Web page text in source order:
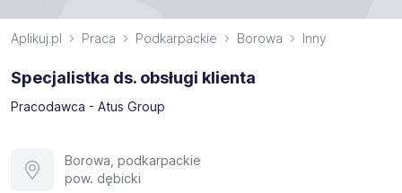
Aplikuj.pl Praca Podkarpackie Borowa Inny
Specjalistka ds. obsługi klienta
Pracodawca - Atus Group
Borowa, podkarpackie
pow. dębicki